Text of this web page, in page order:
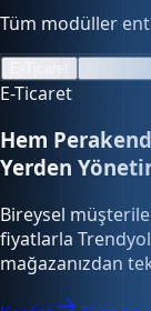
E-Ticaret Hızlı
E-Ticaret
Hem
Yerden
Bireysel
fiyatlarla
mağazanızdan
Keşfet Tüm